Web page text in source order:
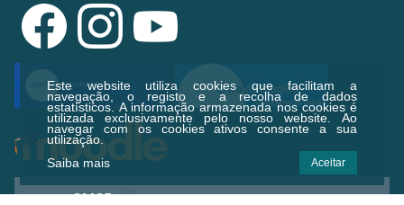
Este website utiliza cookies que facilitam a
navegação, o registo e a recolha de dados
estatísticos.A informação armazenada nos cookies é
utilizada exclusivamente pelo nosso website. Ao
navegar com os cookies ativos consente a sua
utilização.
Saiba mais
Aceitar